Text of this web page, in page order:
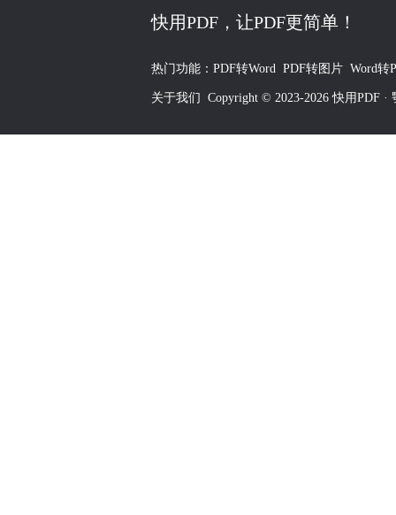
快用PDF，让PDF更简单！
热门功能： PDF转Word PDF转图片 Word转
关于我们 Copyright © 2023-2026 快用PDF ·